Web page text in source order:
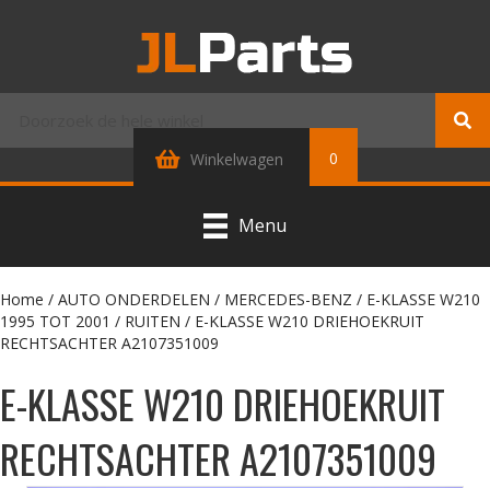
Winkelwagen 0
Menu
Home / AUTO ONDERDELEN / MERCEDES-BENZ / E-KLASSE W210
1995 TOT 2001 / RUITEN / E-KLASSE W210 DRIEHOEKRUIT
RECHTSACHTER A2107351009
E-KLASSE W210 DRIEHOEKRUIT
RECHTSACHTER A2107351009